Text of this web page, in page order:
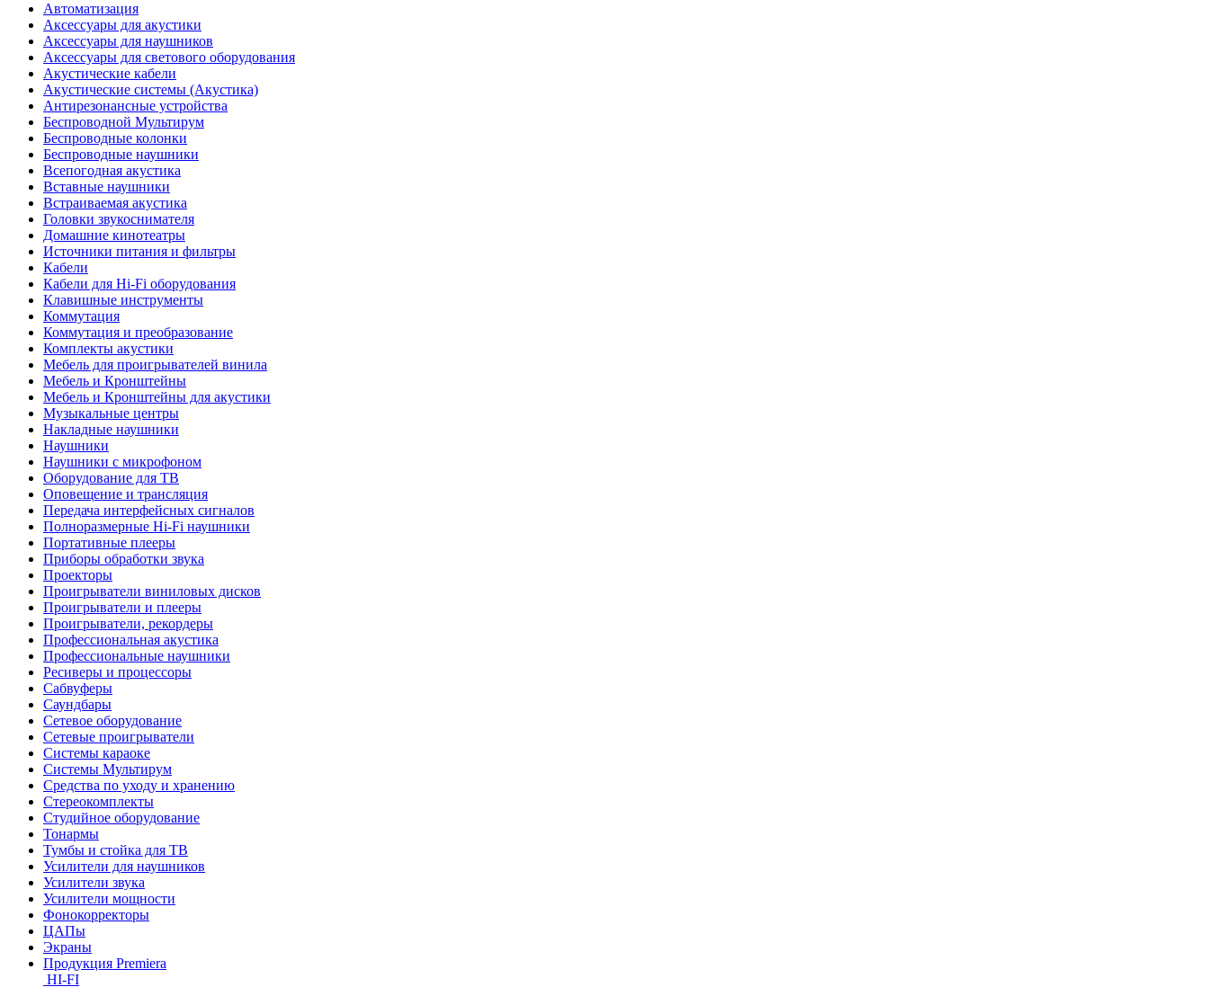
Автоматизация
Аксессуары для акустики
Аксессуары для наушников
Аксессуары для светового оборудования
Акустические кабели
Акустические системы (Акустика)
Антирезонансные устройства
Беспроводной Мультирум
Беспроводные колонки
Беспроводные наушники
Всепогодная акустика
Вставные наушники
Встраиваемая акустика
Головки звукоснимателя
Домашние кинотеатры
Источники питания и фильтры
Кабели
Кабели для Hi-Fi оборудования
Клавишные инструменты
Коммутация
Коммутация и преобразование
Комплекты акустики
Мебель для проигрывателей винила
Мебель и Кронштейны
Мебель и Кронштейны для акустики
Музыкальные центры
Накладные наушники
Наушники
Наушники с микрофоном
Оборудование для ТВ
Оповещение и трансляция
Передача интерфейсных сигналов
Полноразмерные Hi-Fi наушники
Портативные плееры
Приборы обработки звука
Проекторы
Проигрыватели виниловых дисков
Проигрыватели и плееры
Проигрыватели, рекордеры
Профессиональная акустика
Профессиональные наушники
Ресиверы и процессоры
Сабвуферы
Саундбары
Сетевое оборудование
Сетевые проигрыватели
Системы караоке
Системы Мультирум
Средства по уходу и хранению
Стереокомплекты
Студийное оборудование
Тонармы
Тумбы и стойка для ТВ
Усилители для наушников
Усилители звука
Усилители мощности
Фонокорректоры
ЦАПы
Экраны
Продукция Premiera
HI-FI